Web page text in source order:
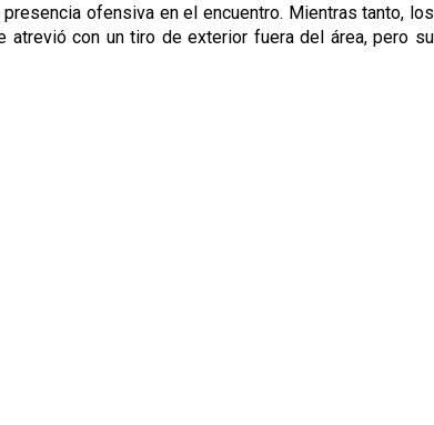
ofensiva en el encuentro. Mientras tanto, los
atrevió con un tiro de exterior fuera del área, pero su